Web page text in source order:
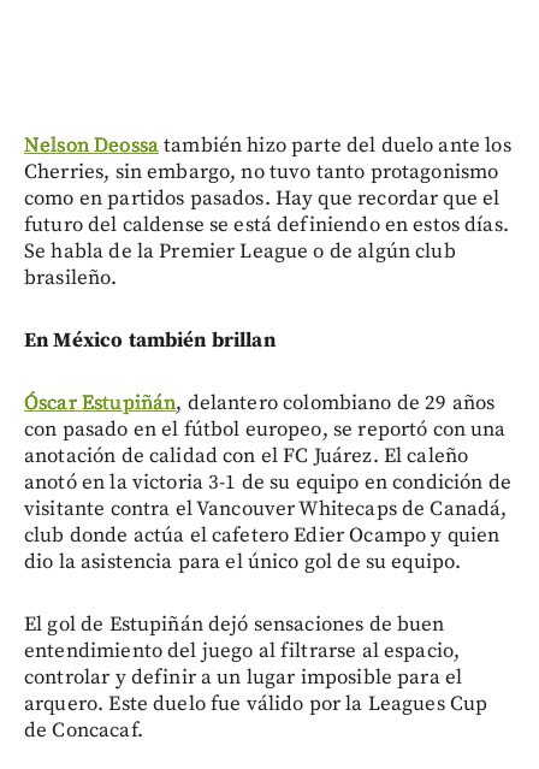
Nelson Deossatambién hizo parte del duelo ante los
Cherries, sin embargo, no tuvo tanto protagonismo
como en partidos pasados. Hay que recordar que el
futuro del caldense se está definiendo en estos días.
Se habla de la Premier League o de algún club
brasileño.
En México también brillan
Óscar Estupiñán, delantero colombiano de 29 años
con pasado en el fútbol europeo, se reportó con una
anotación de calidad con el FC Juárez. El caleño
anotó en la victoria 3-1 de su equipo en condición de
visitante contra el Vancouver Whitecaps de Canadá,
club donde actúa el cafetero Edier Ocampo y quien
dio la asistencia para el único gol de su equipo.
El gol de Estupiñán dejó sensaciones de buen
entendimiento del juego al filtrarse al espacio,
controlar y definir a un lugar imposible para el
arquero. Este duelo fue válido por la Leagues Cup
de Concacaf.